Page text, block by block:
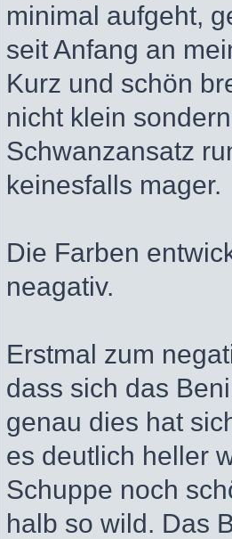
minimal aufgeht,
seit Anfang an
Kurz und schön
nicht klein
Schwanzansatz
keinesfalls mager.
Die Farben
neagativ.
Erstmal zum
dass sich das
genau dies hat
es deutlich heller
Schuppe noch
halb so wild. Das